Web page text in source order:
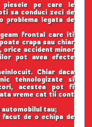
pe care le
sa conduci zeci de
problema legata de
frontal care iti
crapa sau chiar
orice accident minor
pot avea efecte
Chiar daca
tehnologizate si
acestea pot fi
vreme cat tii cont
automobilul tau;
de o echipa de